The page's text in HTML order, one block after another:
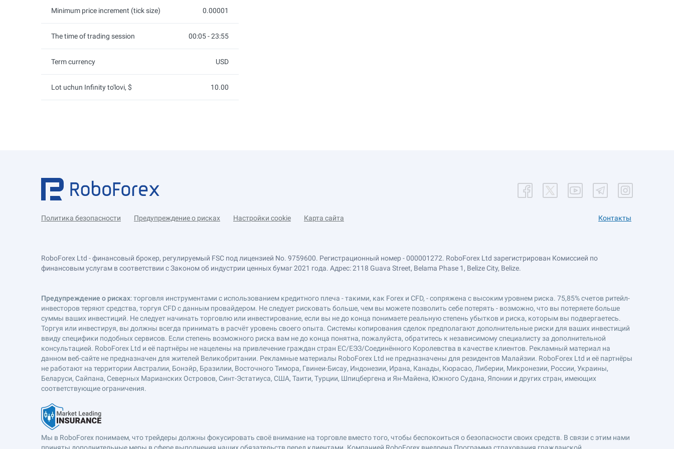
Minimum price increment (tick size) 0.00001
The time of trading session 00:05 - 23:55
Term currency USD
Lot uchun Infinity to'lovi, $ 10.00
Политика безопасности Предупреждение о рисках Настройки cookie Карта сайта Контакты
RoboForex Ltd - финансовый брокер, регулируемый FSC под лицензией No. 9759600. Регистрационный номер - 000001272. RoboForex Ltd зарегистрирован Комиссией по
финансовым услугам в соответствии с Законом об индустрии ценных бумаг 2021 года. Адрес: 2118 Guava Street, Belama Phase 1, Belize City, Belize.
Предупреждение о рисках: торговля инструментами с использованием кредитного плеча - такими, как Forex и CFD, - сопряжена с высоким уровнем риска. 75,85% счетов ритейл-
инвесторов теряют средства, торгуя CFD с данным провайдером. Не следует рисковать больше, чем вы можете позволить себе потерять - возможно, что вы потеряете больше
суммы ваших инвестиций. Не следует начинать торговлю или инвестирование, если вы не до конца понимаете реальную степень убытков и риска, которым вы подвергаетесь.
Торгуя или инвестируя, вы должны всегда принимать в расчёт уровень своего опыта. Системы копирования сделок предполагают дополнительные риски для ваших инвестиций
ввиду специфики подобных сервисов. Если степень возможного риска вам не до конца понятна, пожалуйста, обратитесь к независимому специалисту за дополнительной
консультацией. RoboForex Ltd и её партнёры не нацелены на привлечение граждан стран ЕС/ЕЭЗ/Соединённого Королевства в качестве клиентов. Рекламный материал на
данном веб-сайте не предназначен для жителей Великобритании. Рекламные материалы RoboForex Ltd не предназначены для резидентов Малайзии. RoboForex Ltd и её партнёры
не работают на территории Австралии, Бонэйр, Бразилии, Восточного Тимора, Гвинеи-Бисау, Индонезии, Ирана, Канады, Кюрасао, Либерии, Микронезии, России, Украины,
Беларуси, Сайпана, Северных Марианских Островов, Синт-Эстатиуса, США, Таити, Турции, Шпицбергена и Ян-Майена, Южного Судана, Японии и других стран, имеющих
соответствующие ограничения.
Мы в RoboForex понимаем, что трейдеры должны фокусировать своё внимание на торговле вместо того, чтобы беспокоиться о безопасности своих средств. В связи с этим нами